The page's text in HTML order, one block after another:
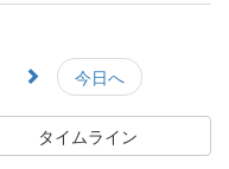
今日へ
タイムライン